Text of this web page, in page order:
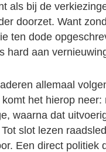
als bij de
doorzet. Want
ten dode
hard aan
allemaal
het hierop
waarna dat
slot lezen
Een direct politiek